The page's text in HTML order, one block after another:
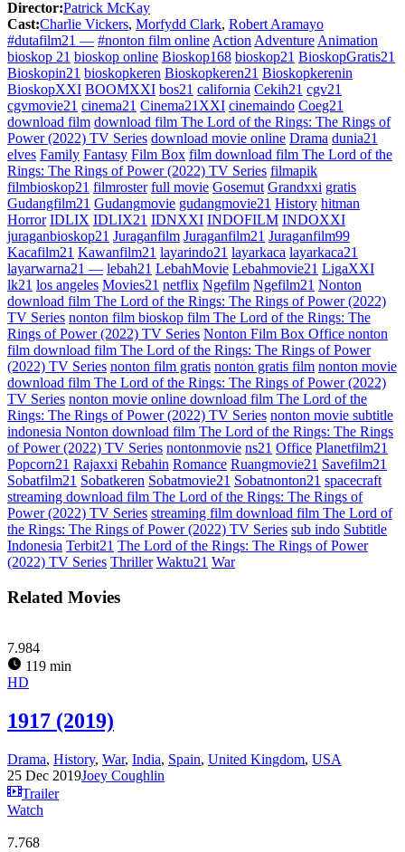
Director:Patrick McKay
Cast:Charlie Vickers, Morfydd Clark, Robert Aramayo
#dutafilm21 — #nonton film online Action Adventure Animation
bioskop 21 bioskop online Bioskop168 bioskop21 BioskopGratis21
Bioskopin21 bioskopkeren Bioskopkeren21 Bioskopkerenin
BioskopXXI BOOMXXI bos21 california Cekih21 cgv21
cgvmovie21 cinema21 Cinema21XXI cinemaindo Coeg21
download film download film The Lord of the Rings: The Rings of
Power (2022) TV Series download movie online Drama dunia21
elves Family Fantasy Film Box film download film The Lord of the
Rings: The Rings of Power (2022) TV Series filmapik
filmbioskop21 filmroster full movie Gosemut Grandxxi gratis
Gudangfilm21 Gudangmovie gudangmovie21 History hitman
Horror IDLIX IDLIX21 IDNXXI INDOFILM INDOXXI
juraganbioskop21 Juraganfilm Juraganfilm21 Juraganfilm99
Kacafilm21 Kawanfilm21 layarindo21 layarkaca layarkaca21
layarwarna21 — lebah21 LebahMovie Lebahmovie21 LigaXXI
lk21 los angeles Movies21 netflix Ngefilm Ngefilm21 Nonton
download film The Lord of the Rings: The Rings of Power (2022)
TV Series nonton film bioskop film The Lord of the Rings: The
Rings of Power (2022) TV Series Nonton Film Box Office nonton
film download film The Lord of the Rings: The Rings of Power
(2022) TV Series nonton film gratis nonton gratis film nonton movie
download film The Lord of the Rings: The Rings of Power (2022)
TV Series nonton movie online download film The Lord of the
Rings: The Rings of Power (2022) TV Series nonton movie subtitle
indonesia Nonton download film The Lord of the Rings: The Rings
of Power (2022) TV Series nontonmovie ns21 Office Planetfilm21
Popcorn21 Rajaxxi Rebahin Romance Ruangmovie21 Savefilm21
Sobatfilm21 Sobatkeren Sobatmovie21 Sobatnonton21 spacecraft
streaming download film The Lord of the Rings: The Rings of
Power (2022) TV Series streaming film download film The Lord of
the Rings: The Rings of Power (2022) TV Series sub indo Subtitle
Indonesia Terbit21 The Lord of the Rings: The Rings of Power
(2022) TV Series Thriller Waktu21 War
Related Movies
7.984
119 min
HD
1917 (2019)
Drama, History, War, India, Spain, United Kingdom, USA
25 Dec 2019Joey Coughlin
Trailer
Watch
7.768